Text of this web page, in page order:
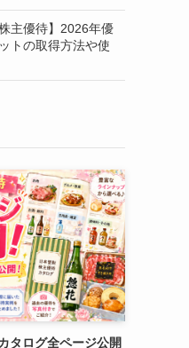
主優待】2026年優
トの取得方法や使
タログ全ページ公開